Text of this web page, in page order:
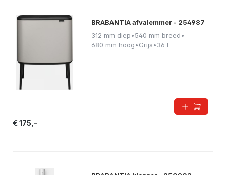
BRABANTIA afvalemmer - 254987
312 mm diep•540 mm breed•
680 mm hoog•Grijs•36 l
€ 175,-